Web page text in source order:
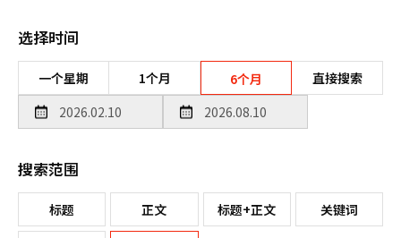
选择时间
一个星期 1个月 6个月 直接搜索
搜索范围
标题 正文 标题+正文 关键词